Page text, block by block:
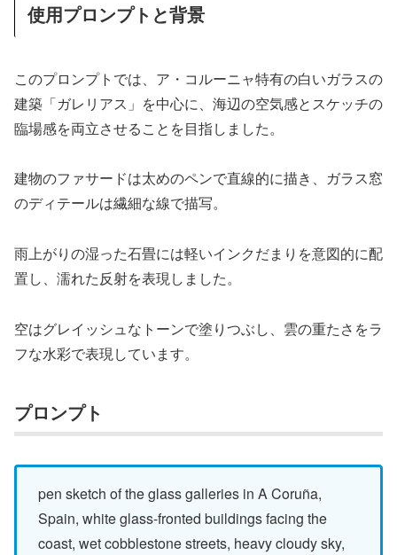
使用プロンプトと背景
このプロンプトでは、ア・コルーニャ特有の白いガラスの
建築「ガレリアス」を中心に、海辺の空気感とスケッチの
臨場感を両立させることを目指しました。
建物のファサードは太めのペンで直線的に描き、ガラス窓
のディテールは繊細な線で描写。
雨上がりの湿った石畳には軽いインクだまりを意図的に配
置し、濡れた反射を表現しました。
空はグレイッシュなトーンで塗りつぶし、雲の重たさをラ
フな水彩で表現しています。
プロンプト
pen sketch of the glass galleries in A Coruña,
Spain, white glass-fronted buildings facing the
coast, wet cobblestone streets, heavy cloudy sky,